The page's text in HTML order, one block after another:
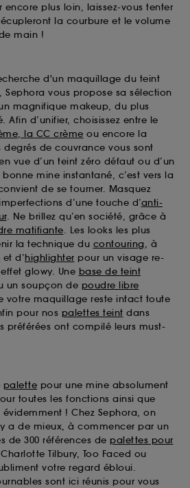
plus loin, laissez-vous tenter
la courbure et le volume
main !
d'un maquillage du teint
Sephora vous propose sa sélection
magnifique makeup, du plus
Afin d’unifier, choisissez entre le
la CC crème ou encore la
degrés de couvrance vous sont
vue d’un teint zéro défaut ou d’un
mine instantané, c’est vers la
de se tourner. Masquez
d’une touche d’anti-
. Ne brillez qu’en société, grâce à
matifiante. Les looks les plus
la technique du contouring, à
et d’highlighter pour un visage re-
glowy. Une base de teint
un soupçon de poudre libre
votre maquillage reste intact toute
pour nos palettes teint dans
préférées ont compilé leurs must-
palette pour une mine absolument
toutes les fonctions ainsi que
! Chez Sephora, on
a de mieux, à commencer par un
de 300 références de palettes pour
Tilbury, Too Faced ou
votre regard ébloui.
sont ici réunis pour vous